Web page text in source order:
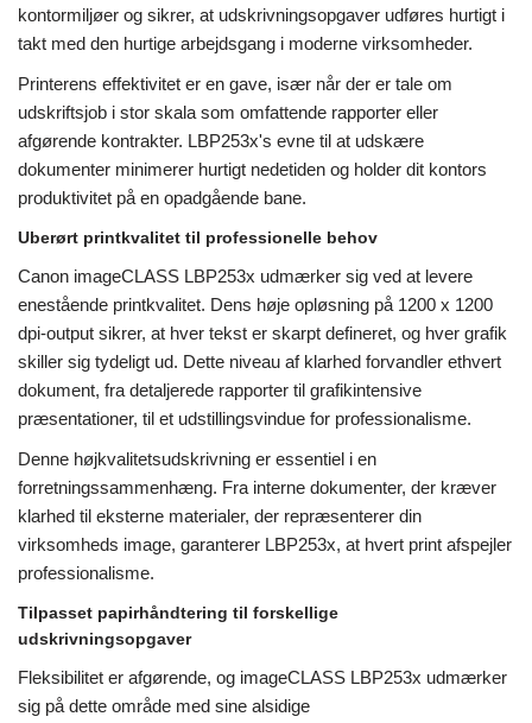
kontormiljøer og sikrer, at udskrivningsopgaver udføres hurtigt i
takt med den hurtige arbejdsgang i moderne virksomheder.
Printerens effektivitet er en gave, især når der er tale om
udskriftsjob i stor skala som omfattende rapporter eller
afgørende kontrakter. LBP253x's evne til at udskære
dokumenter minimerer hurtigt nedetiden og holder dit kontors
produktivitet på en opadgående bane.
Uberørt printkvalitet til professionelle behov
Canon imageCLASS LBP253x udmærker sig ved at levere
enestående printkvalitet. Dens høje opløsning på 1200 x 1200
dpi-output sikrer, at hver tekst er skarpt defineret, og hver grafik
skiller sig tydeligt ud. Dette niveau af klarhed forvandler ethvert
dokument, fra detaljerede rapporter til grafikintensive
præsentationer, til et udstillingsvindue for professionalisme.
Denne højkvalitetsudskrivning er essentiel i en
forretningssammenhæng. Fra interne dokumenter, der kræver
klarhed til eksterne materialer, der repræsenterer din
virksomheds image, garanterer LBP253x, at hvert print afspejler
professionalisme.
Tilpasset papirhåndtering til forskellige
udskrivningsopgaver
Fleksibilitet er afgørende, og imageCLASS LBP253x udmærker
sig på dette område med sine alsidige